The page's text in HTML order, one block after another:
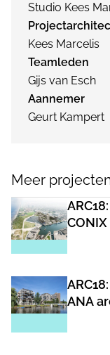
Studio Kees
Kees Marcelis
Teamleden
Gijs van Esch
Aannemer
Geurt Kampert
Meer
ANA